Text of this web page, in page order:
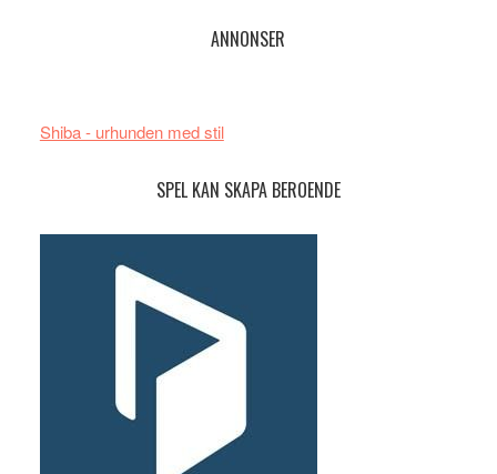
ANNONSER
Shiba - urhunden med stil
SPEL KAN SKAPA BEROENDE